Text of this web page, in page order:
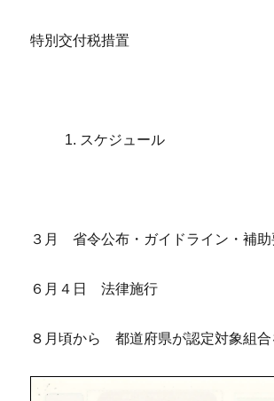
特別交付税措置
スケジュール
３月 省令公布・ガイドライン・補助
６月４日 法律施行
８月頃から 都道府県が認定対象組合